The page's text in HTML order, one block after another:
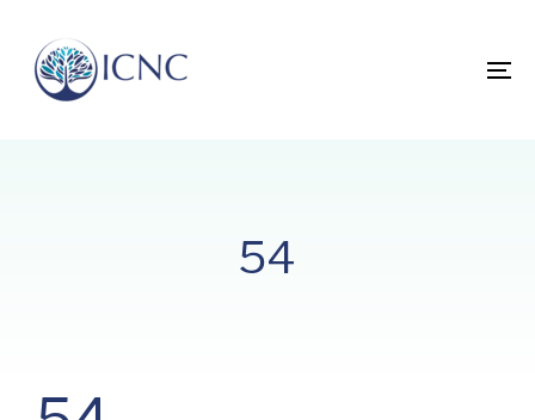
primary
navigation
54